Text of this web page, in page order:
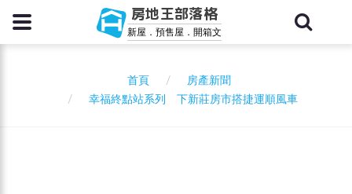
房地王部落格
新屋．預售屋．開箱文
首頁
房產新聞
幸福終點站系列 下新莊房市搭捷運順風車